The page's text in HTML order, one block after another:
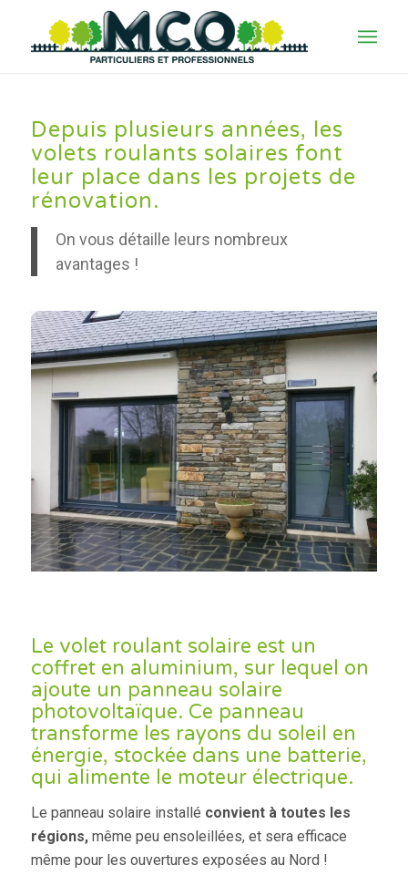
Depuis plusieurs années, les
volets roulants solaires font
leur place dans les projets de
rénovation.
On vous détaille leurs nombreux
avantages !
Le volet roulant solaire est un
coffret en aluminium, sur lequel on
ajoute un panneau solaire
photovoltaïque. Ce panneau
transforme les rayons du soleil en
énergie, stockée dans une batterie,
qui alimente le moteur électrique.
Le panneau solaire installé convient à toutes les
régions,même peu ensoleillées, et sera efficace
même pour les ouvertures exposées au Nord !